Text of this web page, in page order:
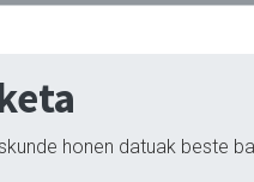
honen datuak beste